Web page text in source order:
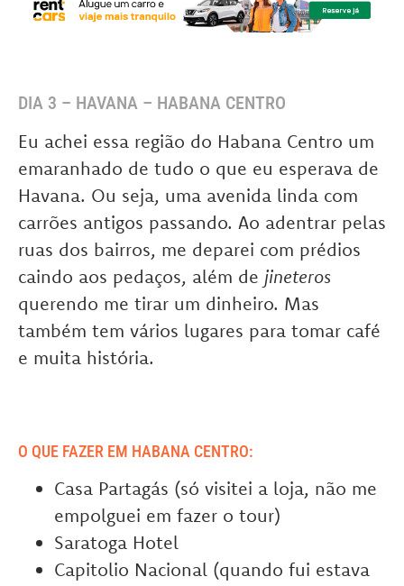
DIA 3 – HAVANA – HABANA CENTRO
Eu achei essa região do Habana Centro um
emaranhado de tudo o que eu esperava de
Havana. Ou seja, uma avenida linda com
carrões antigos passando. Ao adentrar pelas
ruas dos bairros, me deparei com prédios
caindo aos pedaços, além de jineteros
querendo me tirar um dinheiro. Mas
também tem vários lugares para tomar café
e muita história.
O QUE FAZER EM HABANA CENTRO:
Casa Partagás (só visitei a loja, não me
empolguei em fazer o tour)
Saratoga Hotel
Capitolio Nacional (quando fui estava